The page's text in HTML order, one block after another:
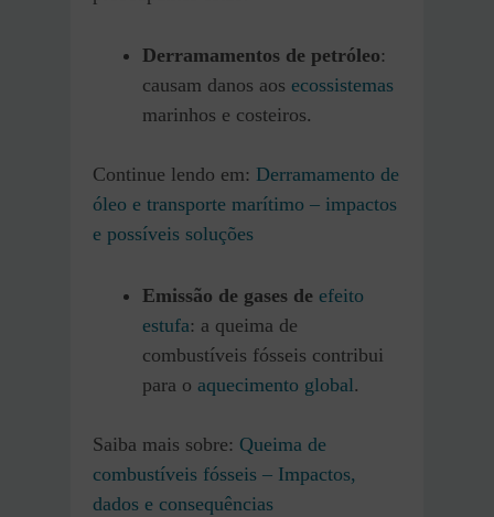
Derramamentos de petróleo:
causam danos aos ecossistemas
marinhos e costeiros.
Continue lendo em: Derramamento de
óleo e transporte marítimo – impactos
e possíveis soluções
Emissão de gases de efeito
estufa: a queima de
combustíveis fósseis contribui
para o aquecimento global.
Saiba mais sobre: Queima de
combustíveis fósseis – Impactos,
dados e consequências